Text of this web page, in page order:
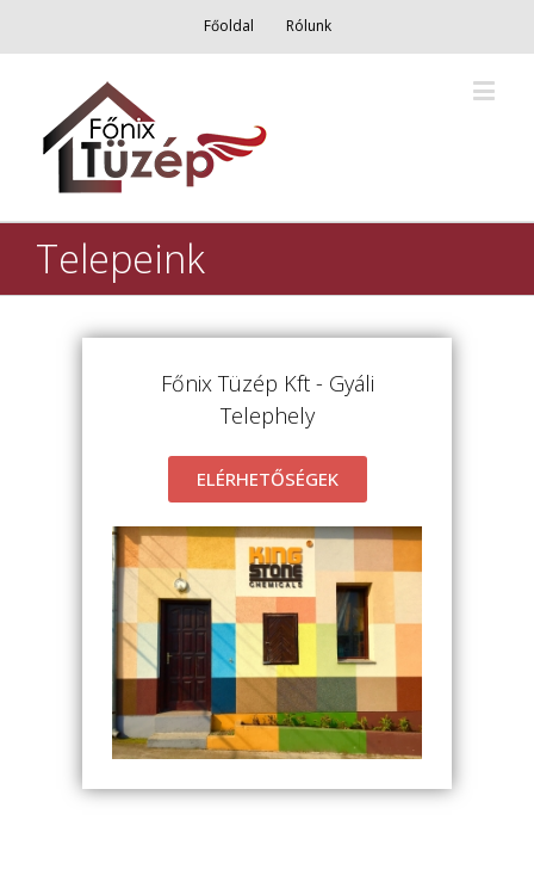
Főoldal Rólunk
Telepeink
Főnix Tüzép Kft - Gyáli
Telephely
ELÉRHETŐSÉGEK